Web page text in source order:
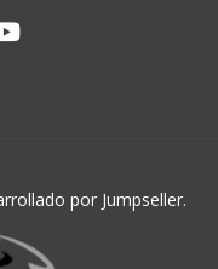
por Jumpseller.